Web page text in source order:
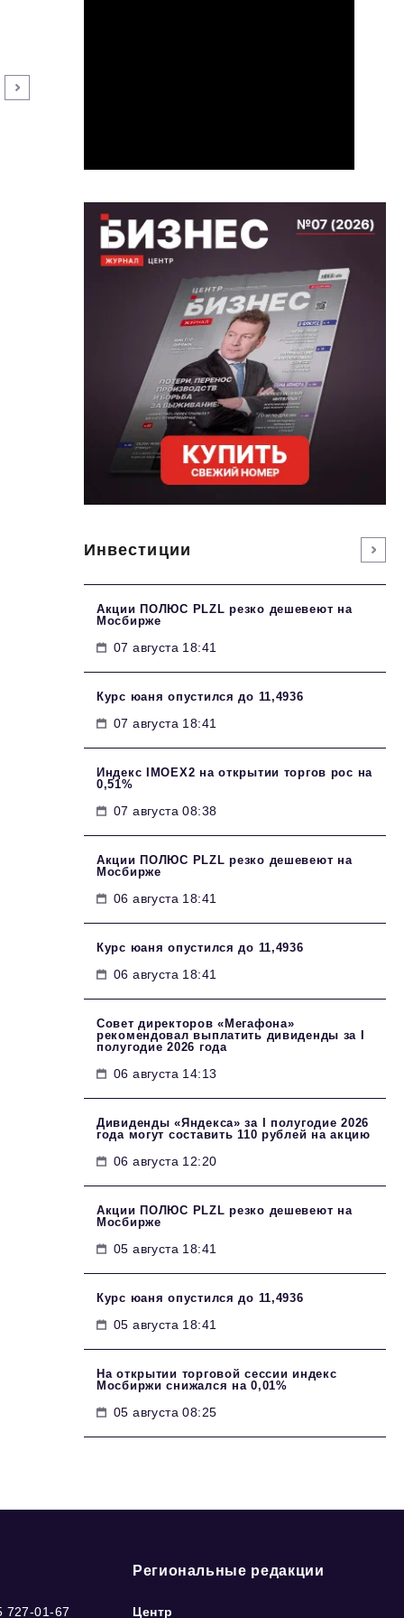
Инвестиции
Акции ПОЛЮС PLZL резко дешевеют на
Мосбирже
07 августа 18:41
Курс юаня опустился до 11,4936
07 августа 18:41
Индекс IMOEX2 на открытии торгов рос на
0,51%
07 августа 08:38
Акции ПОЛЮС PLZL резко дешевеют на
Мосбирже
06 августа 18:41
Курс юаня опустился до 11,4936
06 августа 18:41
Совет директоров «Мегафона»
рекомендовал выплатить дивиденды за I
полугодие 2026 года
06 августа 14:13
Дивиденды «Яндекса» за I полугодие 2026
года могут составить 110 рублей на акцию
06 августа 12:20
Акции ПОЛЮС PLZL резко дешевеют на
Мосбирже
05 августа 18:41
Курс юаня опустился до 11,4936
05 августа 18:41
На открытии торговой сессии индекс
Мосбиржи снижался на 0,01%
05 августа 08:25
727-01-67
Региональные редакции
Центр